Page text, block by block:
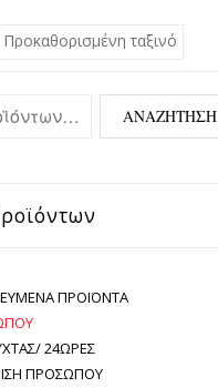
ΑΝΑΖΉΤΗΣΗ
ΠΡΟΪΌΝΤΑ
24ΏΡΕΣ
ΠΡΟΣΏΠΟΥ